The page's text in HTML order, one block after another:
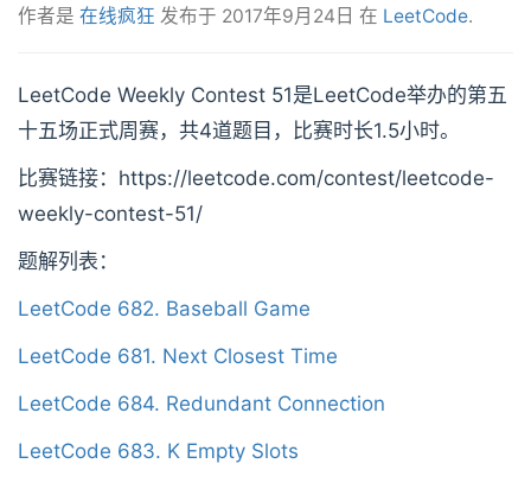
作者是 在线疯狂 发布于 2017年9月24日 在 LeetCode.
LeetCode Weekly Contest 51是LeetCode举办的第五
十五场正式周赛，共4道题目，比赛时长1.5小时。
比赛链接：https://leetcode.com/contest/leetcode-
weekly-contest-51/
题解列表：
LeetCode 682. Baseball Game
LeetCode 681. Next Closest Time
LeetCode 684. Redundant Connection
LeetCode 683. K Empty Slots